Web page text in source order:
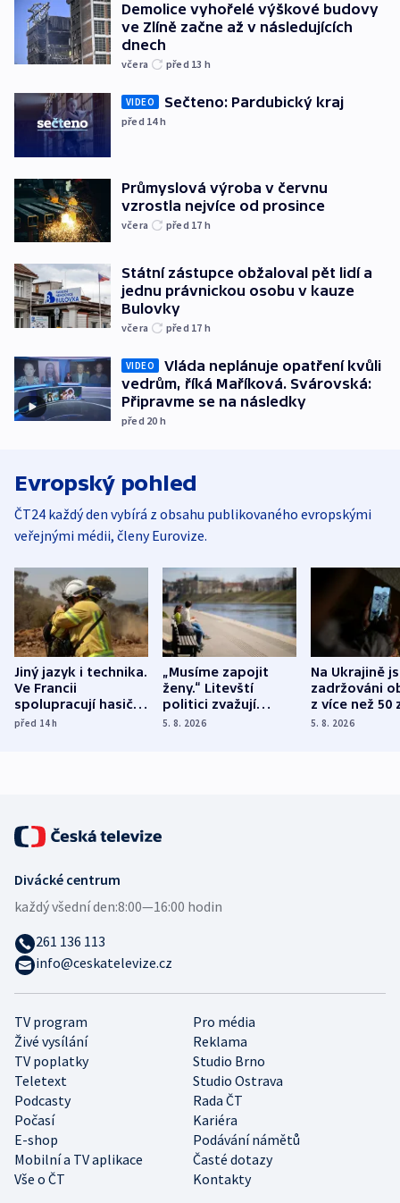
Demolice vyhořelé výškové budovy
ve Zlíně začne až v následujících
dnech
včera před 13 h
VIDEO Sečteno: Pardubický kraj
před 14h
Průmyslová výroba v červnu
vzrostla nejvíce od prosince
včera před 17 h
Státní zástupce obžaloval pět lidí a
jednu právnickou osobu v kauze
Bulovky
včera před 17 h
VIDEO
Vláda neplánuje opatření kvůli
vedrům, říká Maříková. Svárovská:
Připravme se na následky
před 20 h
Evropský pohled
ČT24 každý den vybírá z obsahu publikovaného evropskými
veřejnými médii, členy Eurovize.
Jiný jazyk i technika.
Ve Francii
spolupracují hasiči z
různých zemí
před 14h
„Musíme zapojit
ženy.“ Litevští
politici zvažují
dohodu o
5. 8. 2026
Na Ukrajině
zadržováni
z více než 50
Bojovali na
5. 8. 2026
TV program
Pro média
Živé vysílání
Reklama
TV poplatky
Studio Brno
Teletext
Studio Ostrava
Podcasty
Rada ČT
Počasí
Kariéra
E-shop
Podávání námětů
Mobilní a TV aplikace
Časté dotazy
Vše o ČT
Kontakty
Divácké centrum
každý všední den:8:00—16:00 hodin
261 136 113
info@ceskatelevize.cz